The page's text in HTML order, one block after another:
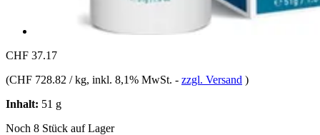
CHF 37.17
(CHF 728.82 / kg, inkl. 8,1% MwSt. - zzgl. Versand )
Inhalt: 51 g
Noch 8 Stück auf Lager